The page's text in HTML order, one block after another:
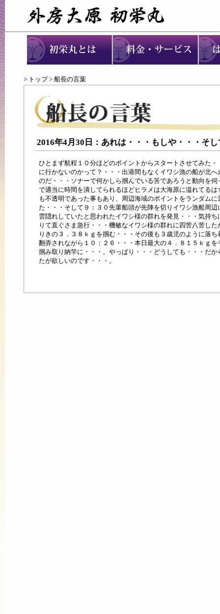
> トップ> 船長の言葉
2016年4月30日：あれは・・・もしや・・・そ
ひとまず航程１０分ほどのポイントからスタートさせてみた
に行かないのかって？・・・出港間もなくイワシ漁の船が北
のだ・・・ソナーで何かしら掴んでいる筈であろうと動向を
で適当に時間を潰してられるほどヒラメは大海原に溢れてる
も不透明であった事もあり、周辺海域のポイントをランダム
た・・・そして９：３０先輩船頭が先陣を切りイワシ漁船周
雲隠れしていたと思われたイワシ様の群れを発見・・・気持
りて直ぐさま急行・・・機敏なイワシ様の群れに四苦八苦し
りきの３．３８ｋｇを掴む・・・その後も３歳児のように落
翻弄されながら１０：２６・・・本日最大の４．８１５ｋｇ
掴み取り納竿に・・・。やっぱり・・・どうしても・・・だ
たが欲しいのです・・・。